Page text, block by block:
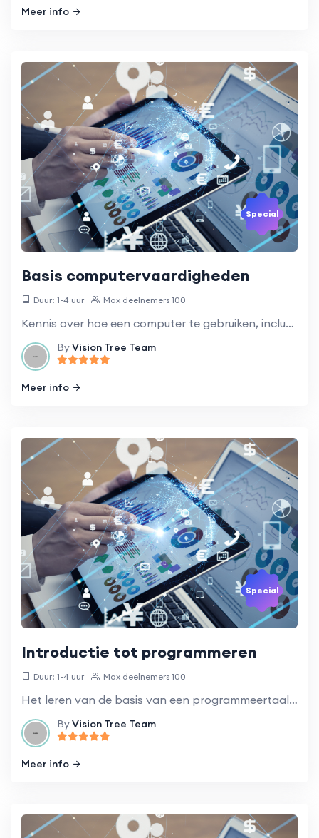
Meer info
Special
Basis computervaardigheden
Duur: 1-4 uur Max deelnemers 100
Kennis over hoe een computer te gebruiken, inclusief de basisfuncties van een besturingssysteem en hoe algemene software-applicaties te gebruiken.
ByVision Tree Team
Meer info
Special
Introductie tot programmeren
Duur: 1-4 uur Max deelnemers 100
Het leren van de basis van een programmeertaal zoals Python, Java of JavaScript.
ByVision Tree Team
Meer info